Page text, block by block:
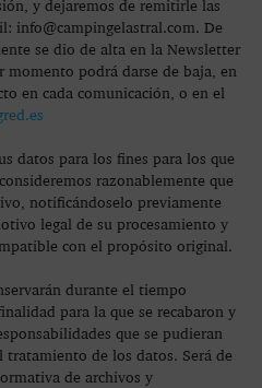
y dejaremos de remitirle las
info@campingelastral.com. De
se dio de alta en la Newsletter
momento podrá darse de baja, en
en cada comunicación, o en el
datos para los fines para los que
razonablemente que
notificándoselo previamente
legal de su procesamiento y
con el propósito original.
durante el tiempo
para la que se recabaron y
que se pudieran
de los datos. Será de
de archivos y